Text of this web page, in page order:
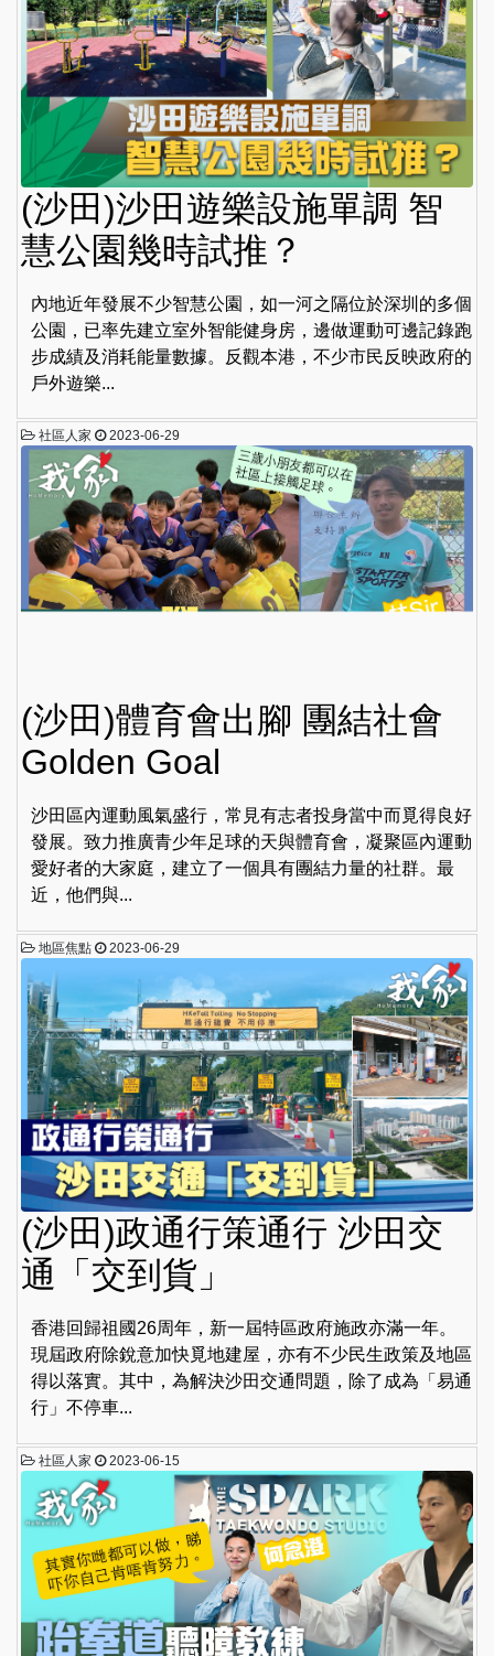
(沙田)沙田遊樂設施單調 智
慧公園幾時試推？
內地近年發展不少智慧公園，如一河之隔位於深圳的多個
公園，已率先建立室外智能健身房，邊做運動可邊記錄跑
步成績及消耗能量數據。反觀本港，不少市民反映政府的
戶外遊樂...
社區人家 2023-06-29
(沙田)體育會出腳 團結社會
Golden Goal
沙田區內運動風氣盛行，常見有志者投身當中而覓得良好
發展。致力推廣青少年足球的天與體育會，凝聚區內運動
愛好者的大家庭，建立了一個具有團結力量的社群。最
近，他們與...
地區焦點 2023-06-29
(沙田)政通行策通行 沙田交
通「交到貨」
香港回歸祖國26周年，新一屆特區政府施政亦滿一年。
現屆政府除銳意加快覓地建屋，亦有不少民生政策及地區
得以落實。其中，為解決沙田交通問題，除了成為「易通
行」不停車...
社區人家 2023-06-15